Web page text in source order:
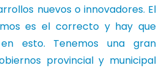
nuevos o innovadores. El
es el correcto y hay que
esto. Tenemos una gran
provincial y municipal